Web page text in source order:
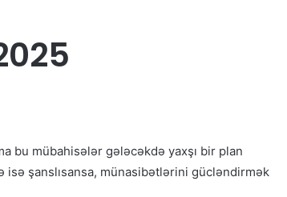
bu mübahisələr gələcəkdə yaxşı bir plan
isə şanslısansa, münasibətlərini gücləndirmək